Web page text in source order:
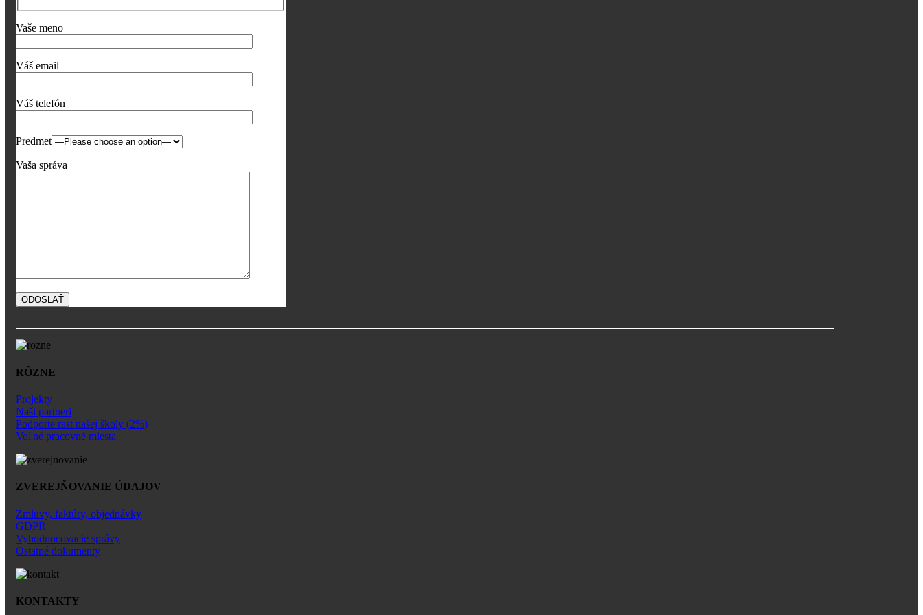
Vaše meno
Váš email
Váš telefón
Predmet
Vaša správa
RÔZNE
Projekty
Naši partneri
Podporte rast našej školy (2%)
Voľné pracovné miesta
ZVEREJŇOVANIE ÚDAJOV
Zmluvy, faktúry, objednávky
GDPR
Vyhodnocovacie správy
Ostatné dokumenty
KONTAKTY